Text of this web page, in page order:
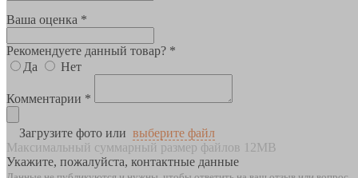
Ваша оценка *
Рекомендуете данный товар? *
Да
Нет
Комментарии *
Загрузите фото или выберите файл
Максимальный суммарный размер файлов 12MB
Укажите, пожалуйста, контактные данные